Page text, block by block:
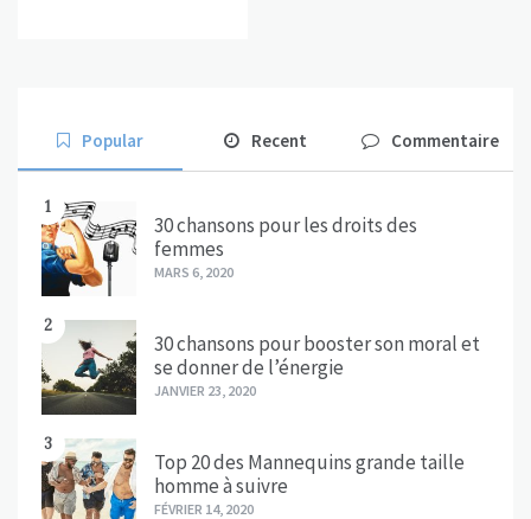
Popular Recent Commentaire
1
30 chansons pour les droits des
femmes
MARS 6, 2020
2
30 chansons pour booster son moral et
se donner de l’énergie
JANVIER 23, 2020
3
Top 20 des Mannequins grande taille
homme à suivre
FÉVRIER 14, 2020